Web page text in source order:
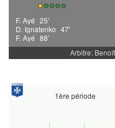
F. Ayé 25'
D. Ignatenko 47'
F. Ayé 88'
Arbitre:
1ère période